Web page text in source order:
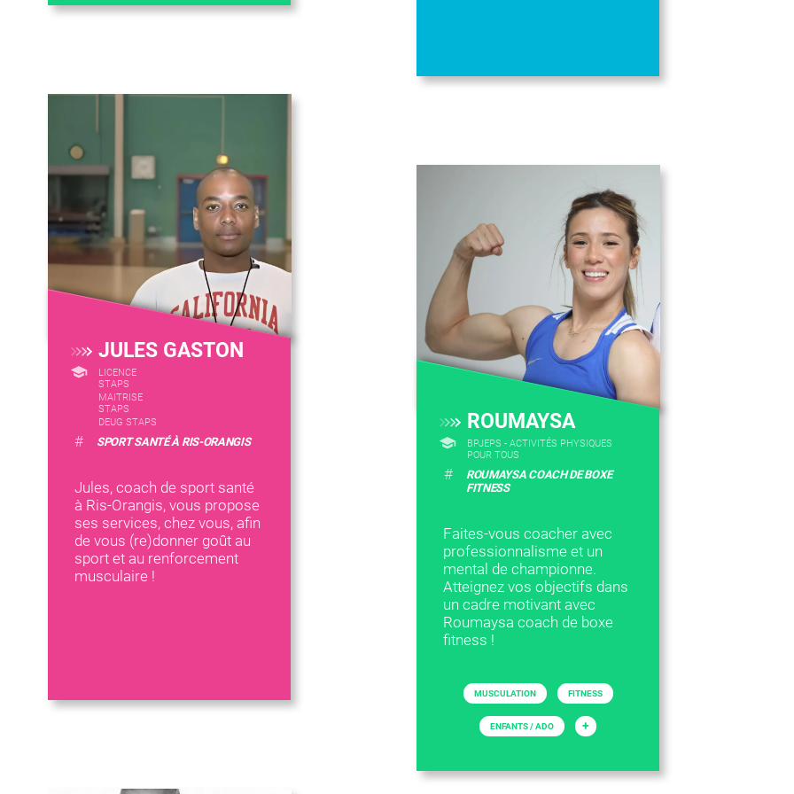
JULES GASTON
LICENCE
STAPS
MAITRISE
STAPS
DEUG STAPS
# SPORT SANTÉ À RIS-ORANGIS
Jules, coach de sport santé
à Ris-Orangis, vous propose
ses services, chez vous, afin
de vous (re)donner goût au
sport et au renforcement
musculaire !
ROUMAYSA
BPJEPS - ACTIVITÉS PHYSIQUES
POUR TOUS
#
ROUMAYSA COACH DE BOXE
FITNESS
Faites-vous coacher avec
professionnalisme et un
mental de championne.
Atteignez vos objectifs dans
un cadre motivant avec
Roumaysa coach de boxe
fitness !
MUSCULATION FITNESS
ENFANTS / ADO +